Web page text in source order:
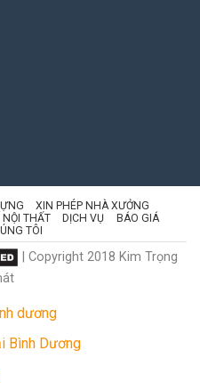
XIN PHÉP NHÀ XƯỞNG
NỘI THẤT DỊCH VỤ
BÁO GIÁ
TÔI
| Copyright 2018 Kim Trọng
dương
Bình Dương